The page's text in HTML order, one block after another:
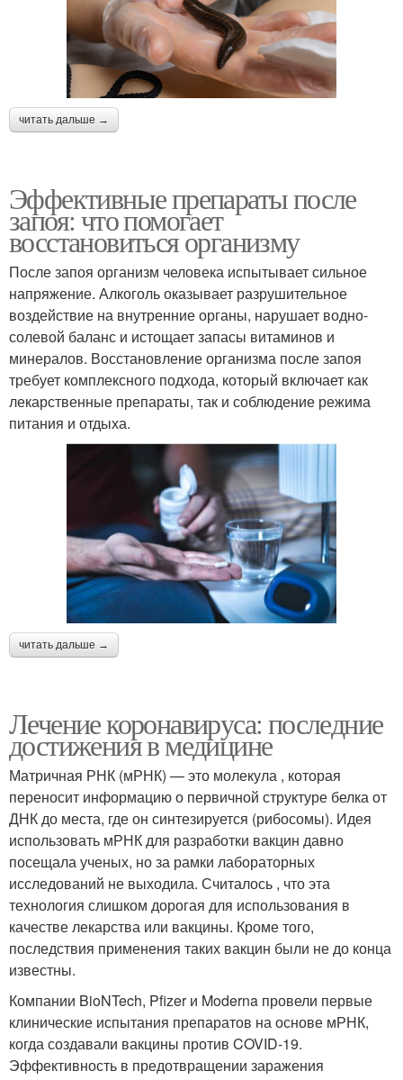
читать дальше →
Эффективные препараты после
запоя: что помогает
восстановиться организму
После запоя организм человека испытывает сильное
напряжение. Алкоголь оказывает разрушительное
воздействие на внутренние органы, нарушает водно-
солевой баланс и истощает запасы витаминов и
минералов. Восстановление организма после запоя
требует комплексного подхода, который включает как
лекарственные препараты, так и соблюдение режима
питания и отдыха.
читать дальше →
Лечение коронавируса: последние
достижения в медицине
Матричная РНК (мРНК) — это молекула , которая
переносит информацию о первичной структуре белка от
ДНК до места, где он синтезируется (рибосомы). Идея
использовать мРНК для разработки вакцин давно
посещала ученых, но за рамки лабораторных
исследований не выходила. Считалось , что эта
технология слишком дорогая для использования в
качестве лекарства или вакцины. Кроме того,
последствия применения таких вакцин были не до конца
известны.
Компании BioNTech, Pfizer и Moderna провели первые
клинические испытания препаратов на основе мРНК,
когда создавали вакцины против COVID-19.
Эффективность в предотвращении заражения